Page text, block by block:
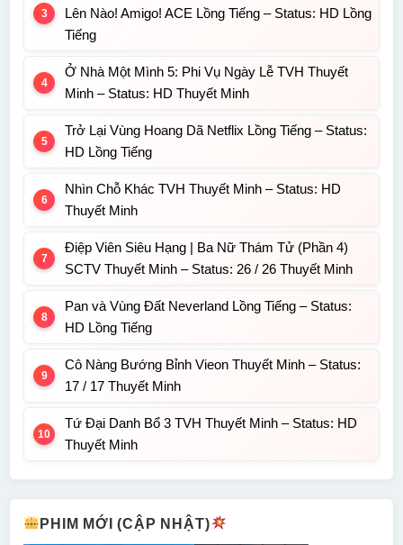
Lên Nào! Amigo! ACE Lồng Tiếng – Status: HD Lồng
Tiếng
Ở Nhà Một Mình 5: Phi Vụ Ngày Lễ TVH Thuyết
Minh – Status: HD Thuyết Minh
Trở Lại Vùng Hoang Dã Netflix Lồng Tiếng – Status:
HD Lồng Tiếng
Nhìn Chỗ Khác TVH Thuyết Minh – Status: HD
Thuyết Minh
Điệp Viên Siêu Hạng | Ba Nữ Thám Tử (Phần 4)
SCTV Thuyết Minh – Status: 26 / 26 Thuyết Minh
Pan và Vùng Đất Neverland Lồng Tiếng – Status:
HD Lồng Tiếng
Cô Nàng Bướng Bỉnh Vieon Thuyết Minh – Status:
17 / 17 Thuyết Minh
Tứ Đại Danh Bổ 3 TVH Thuyết Minh – Status: HD
Thuyết Minh
PHIM MỚI (CẬP NHẬT)